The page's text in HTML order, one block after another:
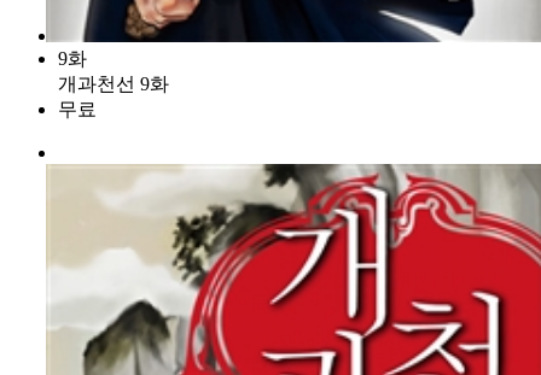
9화
개과천선 9화
무료